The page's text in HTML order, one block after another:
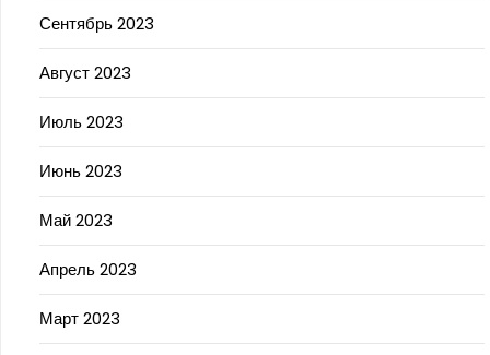
Сентябрь 2023
Август 2023
Июль 2023
Июнь 2023
Май 2023
Апрель 2023
Март 2023